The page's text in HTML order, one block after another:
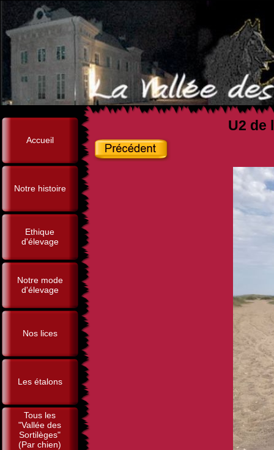
Accueil
Notre histoire
Ethique
d'élevage
Notre mode
d'élevage
Nos lices
Les étalons
Tous les
"Vallée des
Sortilèges"
(Par chien)
U2 de